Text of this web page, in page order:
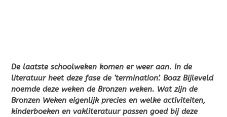
De laatste schoolweken komen er weer aan. In de
literatuur heet deze fase de ‘termination’. Boaz Bijleveld
noemde deze weken de Bronzen weken. Wat zijn de
Bronzen Weken eigenlijk precies en welke activiteiten,
kinderboeken en vakliteratuur passen goed bij deze